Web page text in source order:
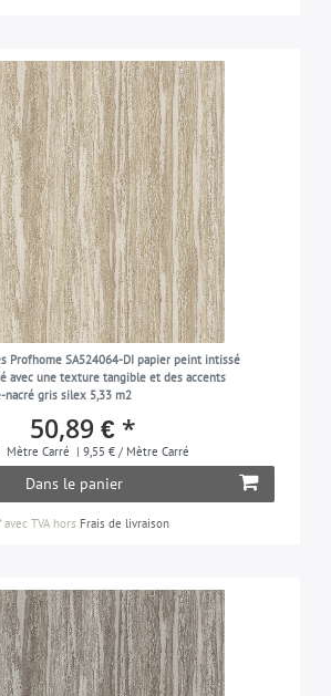
Profhome SA524064-DI papier peint intissé
avec une texture tangible et des accents
gris silex 5,33 m2
50,89 € *
Mètre Carré | 9,55 € / Mètre Carré
Dans le panier
avec TVAhors Frais de livraison